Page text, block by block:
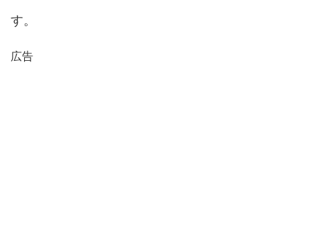
す。
広告